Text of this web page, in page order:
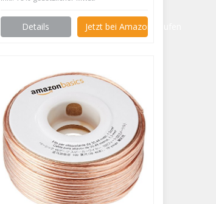
Details Jetzt bei Amazon kaufen